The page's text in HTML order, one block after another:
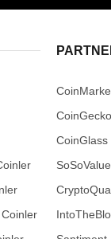
CoinGecko
CoinGlass
SoSoValue